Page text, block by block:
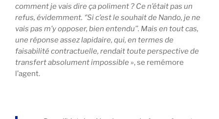
comment je vais dire ça poliment ? Ce n’était pas un
refus, évidemment. ‘’Si c’est le souhait de Nando, je ne
vais pas m’y opposer, bien entendu’’. Mais en tout cas,
une réponse assez lapidaire, qui, en termes de
faisabilité contractuelle, rendait toute perspective de
transfert absolument impossible », se remémore
l’agent.